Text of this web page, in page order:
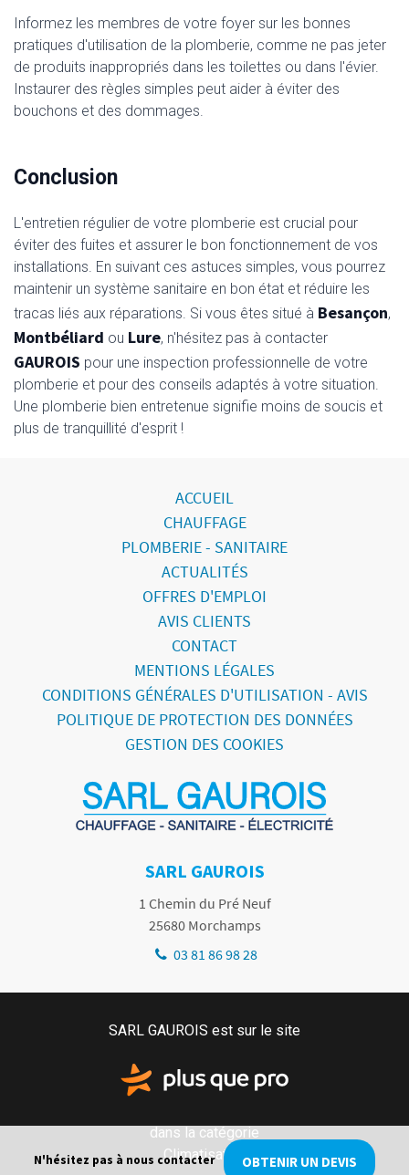
N'hésitez pas à nous contacter OBTENIR UN DEVIS
Informez les membres de votre foyer sur les bonnes
pratiques d'utilisation de la plomberie, comme ne pas jeter
de produits inappropriés dans les toilettes ou dans l'évier.
Instaurer des règles simples peut aider à éviter des
bouchons et des dommages.
Conclusion
L'entretien régulier de votre plomberie est crucial pour
éviter des fuites et assurer le bon fonctionnement de vos
installations. En suivant ces astuces simples, vous pourrez
maintenir un système sanitaire en bon état et réduire les
tracas liés aux réparations. Si vous êtes situé à Besançon,
Montbéliard ou Lure, n'hésitez pas à contacter
GAUROIS pour une inspection professionnelle de votre
plomberie et pour des conseils adaptés à votre situation.
Une plomberie bien entretenue signifie moins de soucis et
plus de tranquillité d'esprit !
ACCUEIL
CHAUFFAGE
PLOMBERIE - SANITAIRE
ACTUALITÉS
OFFRES D'EMPLOI
AVIS CLIENTS
CONTACT
MENTIONS LÉGALES
CONDITIONS GÉNÉRALES D'UTILISATION - AVIS
POLITIQUE DE PROTECTION DES DONNÉES
GESTION DES COOKIES
SARL GAUROIS
1 Chemin du Pré Neuf
25680 Morchamps
03 81 86 98 28
SARL GAUROIS est sur le site
dans la catégorie
Climatisation